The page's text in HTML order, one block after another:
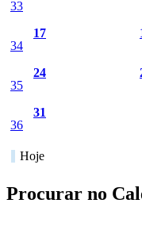
33
34
17
35
24
36
31
Hoje
Procurar no